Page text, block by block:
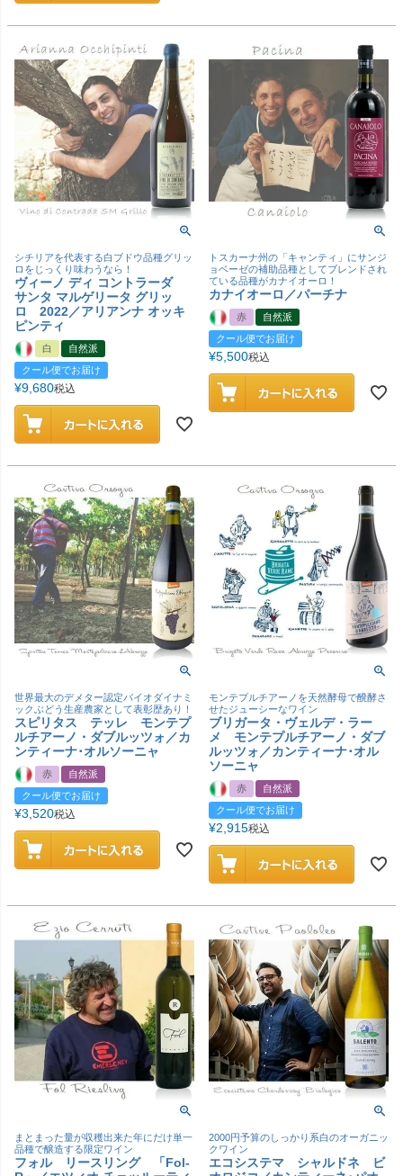
シチリアを代表する白ブドウ品種グリッ
ロをじっくり味わうなら！
ヴィーノ ディ コントラーダ
サンタ マルゲリータ グリッ
ロ 2022／アリアンナ オッキ
ピンティ
白
自然派
クール便でお届け
¥9,680税込
トスカーナ州の「キャンティ」にサンジ
ョベーゼの補助品種としてブレンドされ
ている品種がカナイオーロ！
カナイオーロ／パーチナ
赤
自然派
クール便でお届け
¥5,500税込
世界最大のデメター認定バイオダイナミ
ックぶどう生産農家として表彰歴あり！
スピリタス テッレ モンテプ
ルチアーノ・ダブルッツォ／カ
ンティーナ･オルソーニャ
赤
自然派
クール便でお届け
¥3,520税込
モンテプルチアーノを天然酵母で醗酵さ
せたジューシーなワイン
ブリガータ・ヴェルデ・ラー
メ モンテプルチアーノ・ダブ
ルッツォ／カンティーナ･オル
ソーニャ
赤
自然派
クール便でお届け
¥2,915税込
まとまった量が収穫出来た年にだけ単一
品種で醸造する限定ワイン
フォル リースリング 「Fol-
2000円予算のしっかり系白のオーガニッ
クワイン
エコシステマ シャルドネ ビ